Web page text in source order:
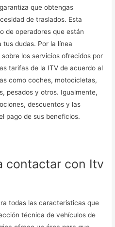
que obtengas
de traslados. Esta
de operadores que están
dudas. Por la línea
los servicios ofrecidos por
tarifas de la ITV de acuerdo al
como coches, motocicletas,
pesados y otros. Igualmente,
descuentos y las
pago de sus beneficios.
contactar con Itv
todas las características que
técnica de vehículos de